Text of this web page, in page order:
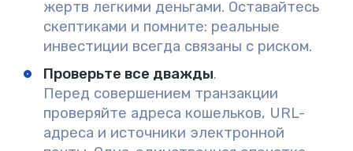
жертв легкими деньгами. Оставайтесь
скептиками и помните: реальные
инвестиции всегда связаны с риском.
Проверьте все дважды.
Перед совершением транзакции
проверяйте адреса кошельков, URL-
адреса и источники электронной